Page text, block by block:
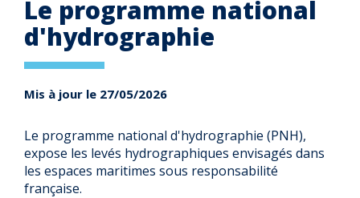
Le programme national
d'hydrographie
Mis à jour le 27/05/2026
Le programme national d'hydrographie (PNH),
expose les levés hydrographiques envisagés dans
les espaces maritimes sous responsabilité
française.